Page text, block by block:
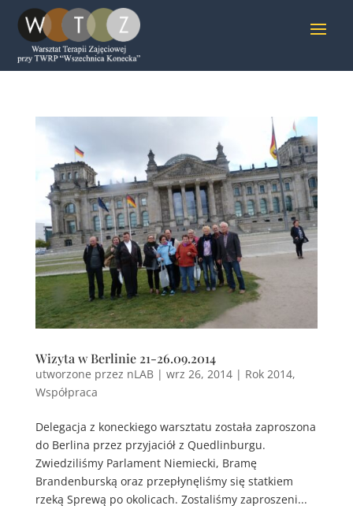
Wizyta w Berlinie 21-26.09.2014
utworzone przez nLAB| wrz 26, 2014| Rok 2014,
Współpraca
Delegacja z koneckiego warsztatu została zaproszona
do Berlina przez przyjaciół z Quedlinburgu.
Zwiedziliśmy Parlament Niemiecki, Bramę
Brandenburską oraz przepłynęliśmy się statkiem
rzeką Sprewą po okolicach. Zostaliśmy zaproszeni...